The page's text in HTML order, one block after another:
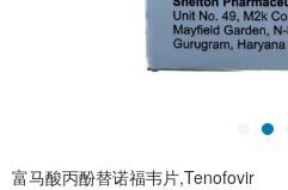
富马酸丙酚替诺福韦片,Tenofovir